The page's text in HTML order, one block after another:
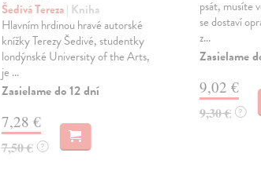
Šedivá Tereza| Kniha
Hlavním hrdinou hravé autorské
knížky Terezy Šedivé, studentky
londýnské University of the Arts,
je ...
Zasielame do 12 dní
7,28 €
7,50 € ?
psát, musíte
se dostaví
z...
Zasielame
9,02 €
9,30 € ?